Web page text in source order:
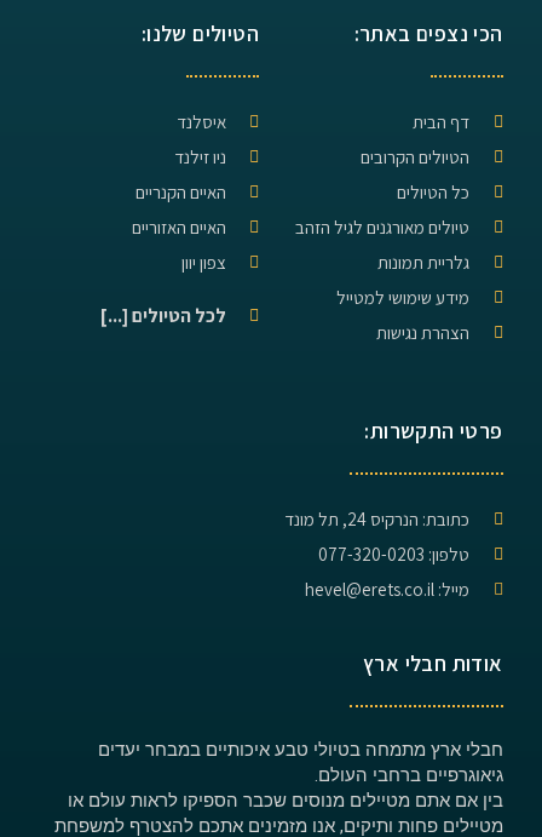
הכי נצפים באתר:
דף הבית
הטיולים הקרובים
כל הטיולים
טיולים מאורגנים לגיל הזהב
גלריית תמונות
מידע שימושי למטייל
הצהרת נגישות
הטיולים שלנו:
איסלנד
ניו זילנד
האיים הקנריים
האיים האזוריים
צפון יוון
לכל הטיולים [...]
פרטי התקשרות:
כתובת: הנרקיס 24, תל מונד
טלפון: 077-320-0203
מייל: hevel@erets.co.il
אודות חבלי ארץ
חבלי ארץ מתמחה בטיולי טבע איכותיים במבחר יעדים
גיאוגרפיים ברחבי העולם.
בין אם אתם מטיילים מנוסים שכבר הספיקו לראות עולם או
מטיילים פחות ותיקים, אנו מזמינים אתכם להצטרף למשפחת